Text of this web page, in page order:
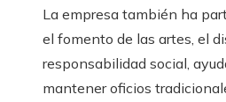
La empresa también ha
el fomento de las artes, el
responsabilidad social,
mantener oficios